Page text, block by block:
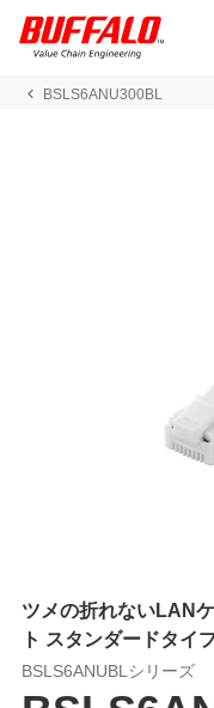
BSLS6ANU300BL
ツメの折れない
ト スタンダードタイ
BSLS6ANUBLシリーズ